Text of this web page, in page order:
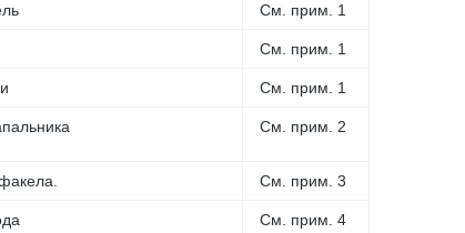
См. прим. 1
См. прим. 1
См. прим. 1
См. прим. 2
См. прим. 3
См. прим. 4